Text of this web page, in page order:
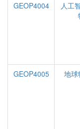
GEOP4004
人工
GEOP4005
地球